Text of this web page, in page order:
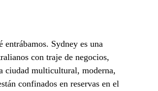
Sydney es una
con traje de negocios,
ciudad multicultural, moderna,
confinados en reservas en el